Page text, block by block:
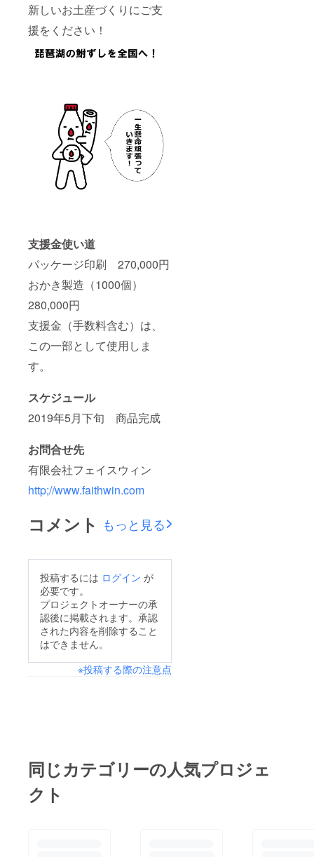
新しいお土産づくりにご支
援をください！
支援金使い道
パッケージ印刷 270,000円
おかき製造（1000個）
280,000円
支援金（手数料含む）は、
この一部として使用しま
す。
スケジュール
2019年5月下旬 商品完成
お問合せ先
有限会社フェイスウィン
http;//www.faithwin.com
コメント もっと見る
投稿するには ログイン が
必要です。
プロジェクトオーナーの承
認後に掲載されます。承認
された内容を削除すること
はできません。
※投稿する際の注意点
同じカテゴリーの人気プロジェ
クト